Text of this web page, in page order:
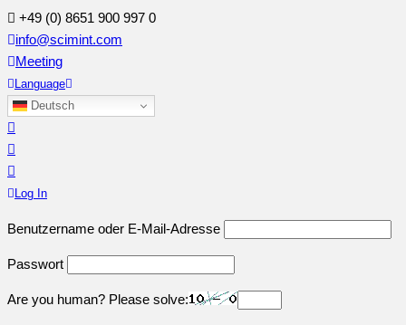
+49 (0) 8651 900 997 0
info@scimint.com
Meeting
Language
Deutsch
Log In
Benutzername oder E-Mail-Adresse
Passwort
Are you human? Please solve: